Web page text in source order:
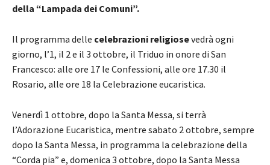
della “Lampada dei Comuni”.
Il programma delle celebrazioni religiosevedrà ogni
giorno, l’1, il 2 e il 3 ottobre, il Triduo in onore di San
Francesco: alle ore 17 le Confessioni, alle ore 17.30 il
Rosario, alle ore 18 la Celebrazione eucaristica.
Venerdì 1 ottobre, dopo la Santa Messa, si terrà
l’Adorazione Eucaristica, mentre sabato 2 ottobre, sempre
dopo la Santa Messa, in programma la celebrazione della
“Corda pia” e, domenica 3 ottobre, dopo la Santa Messa